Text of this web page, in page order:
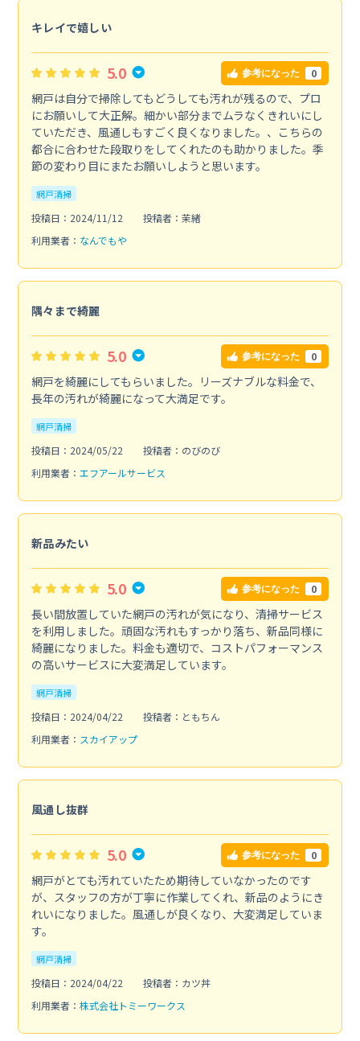
キレイで嬉しい
5.0 参考になった 0
網戸は自分で掃除してもどうしても汚れが残るので、プロ
にお願いして大正解。細かい部分までムラなくきれいにし
ていただき、風通しもすごく良くなりました。、こちらの
都合に合わせた段取りをしてくれたのも助かりました。季
節の変わり目にまたお願いしようと思います。
網戸清掃
投稿日：2024/11/12
投稿者：茉緒
利用業者： なんでもや
隅々まで綺麗
5.0 参考になった 0
網戸を綺麗にしてもらいました。リーズナブルな料金で、
長年の汚れが綺麗になって大満足です。
網戸清掃
投稿日：2024/05/22
投稿者：のびのび
利用業者： エフアールサービス
新品みたい
5.0 参考になった 0
長い間放置していた網戸の汚れが気になり、清掃サービス
を利用しました。頑固な汚れもすっかり落ち、新品同様に
綺麗になりました。料金も適切で、コストパフォーマンス
の高いサービスに大変満足しています。
網戸清掃
投稿日：2024/04/22
投稿者：ともちん
利用業者： スカイアップ
風通し抜群
5.0 参考になった 0
網戸がとても汚れていたため期待していなかったのです
が、スタッフの方が丁寧に作業してくれ、新品のようにき
れいになりました。風通しが良くなり、大変満足していま
す。
網戸清掃
投稿日：2024/04/22
投稿者：カツ丼
利用業者： 株式会社トミーワークス